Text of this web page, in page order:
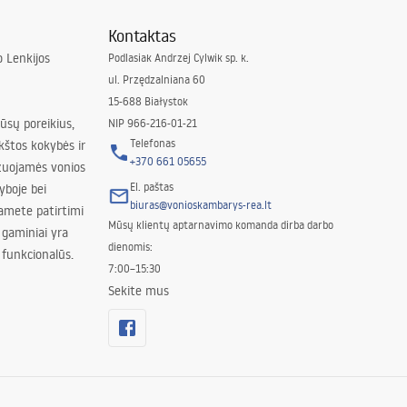
Lenkijos
poreikius,
kokybės ir
vonios
bei
patirtimi
yra
Kontaktas
Podlasiak Andrzej Cylwik sp. k.
ul. Przędzalniana 60
15-688 Białystok
NIP 966-216-01-21
Telefonas
+370 661 05655
El. paštas
biuras@vonioskambarys-rea.lt
Mūsų klientų aptarnavimo komanda dirba darbo
dienomis:
7:00–15:30
Sekite mus